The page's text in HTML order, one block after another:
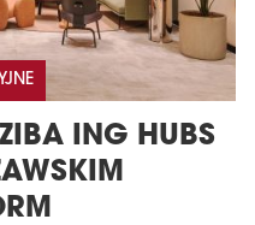
ING HUBS